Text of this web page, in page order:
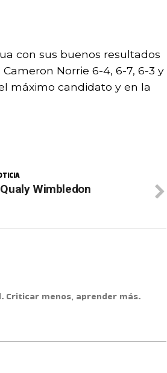
con sus buenos resultados
Norrie 6-4, 6-7, 6-3 y
máximo candidato y en la
Wimbledon
Criticar menos, aprender más.